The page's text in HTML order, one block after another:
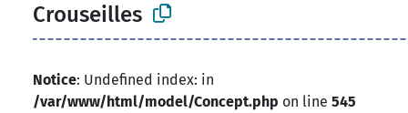
Crouseilles
Notice: Undefined index: in
/var/www/html/model/Concept.php on line545